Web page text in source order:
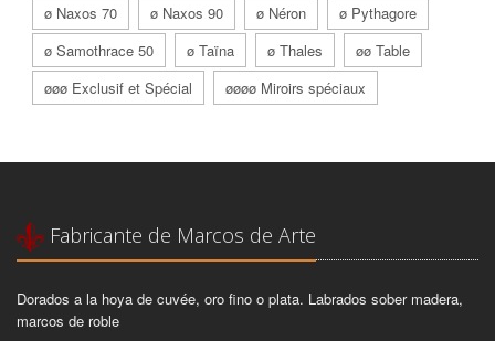
ø Naxos 70
ø Naxos 90 ø Néron
ø Pythagore
ø Samothrace 50
ø Taïna ø Thales
øø Table
øøø Exclusif et Spécial
øøøø Miroirs spéciaux
Fabricante de Marcos de Arte
Dorados a la hoya de cuvée, oro fino o plata. Labrados sober madera,
marcos de roble